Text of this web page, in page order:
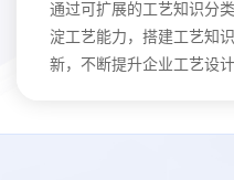
通过可扩展的工艺知识分
淀工艺能力，搭建工艺知
新，不断提升企业工艺设计